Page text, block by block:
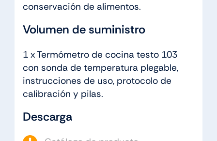
conservación de alimentos.
Volumen de suministro
1 x Termómetro de cocina testo 103
con sonda de temperatura plegable,
instrucciones de uso, protocolo de
calibración y pilas.
Descarga